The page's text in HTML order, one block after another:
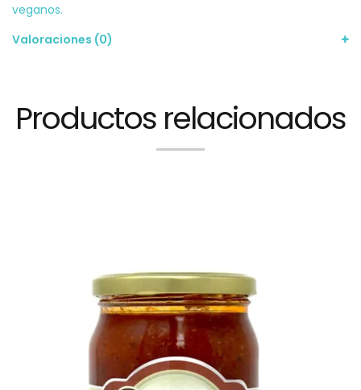
veganos.
Valoraciones (0)
Productos relacionados